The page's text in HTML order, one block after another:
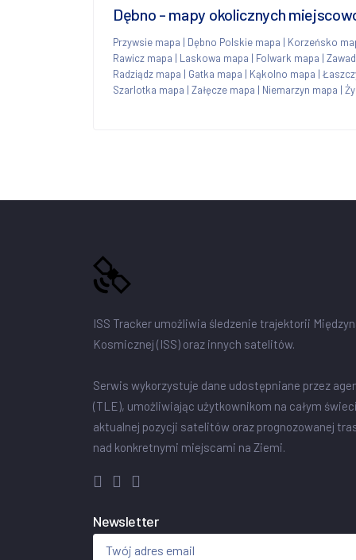
Dębno - mapy okolicznych
Przywsie mapa | Dębno Polskie mapa | Korzeńsko
Rawicz mapa | Laskowa mapa | Folwark mapa |
Radziądz mapa | Gatka mapa | Kąkolno mapa |
Szarlotka mapa | Załęcze mapa | Niemarzyn mapa |
ISS Tracker umożliwia śledzenie trajektorii
Kosmicznej (ISS) oraz innych satelitów.
Serwis wykorzystuje dane udostępniane przez
(TLE), umożliwiając użytkownikom na całym
aktualnej pozycji satelitów oraz prognozowanej
nad konkretnymi miejscami na Ziemi.
Newsletter